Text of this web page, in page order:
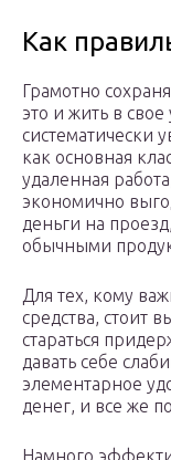
Как
Грамотно
это и жить в
систематически
как основная
удаленная
экономично
деньги на
обычными
Для тех, кому
средства, стоит
стараться
давать себе
элементарное
денег, и все же
Намного